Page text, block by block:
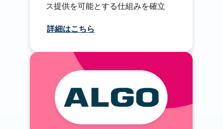
ス提供を可能とする仕組みを確立
詳細はこちら